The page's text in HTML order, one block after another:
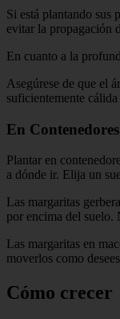
Si está plantando sus
evitar la propagación
En cuanto a la
Asegúrese de que el
suficientemente
En Contenedores
Plantar en
a dónde ir. Elija un
Las margaritas
por encima del suelo.
Las margaritas en
moverlos como
Cómo crecer